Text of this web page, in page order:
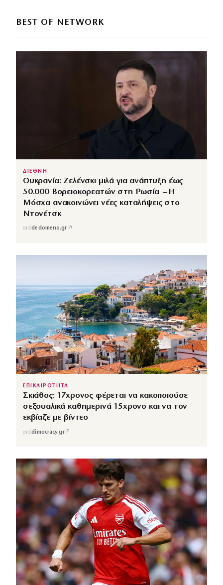
BEST OF NETWORK
ΔΙΕΘΝΗ
Ουκρανία: Ζελένσκι μιλά για ανάπτυξη έως
50.000 Βορειοκορεατών στη Ρωσία – Η
Μόσχα ανακοινώνει νέες καταλήψεις στο
Ντονέτσκ
απόdedomeno.gr ↗
ΕΠΙΚΑΙΡΟΤΗΤΑ
Σκιάθος: 17χρονος φέρεται να κακοποιούσε
σεξουαλικά καθημερινά 15χρονο και να τον
εκβίαζε με βίντεο
απόdimocracy.gr↗